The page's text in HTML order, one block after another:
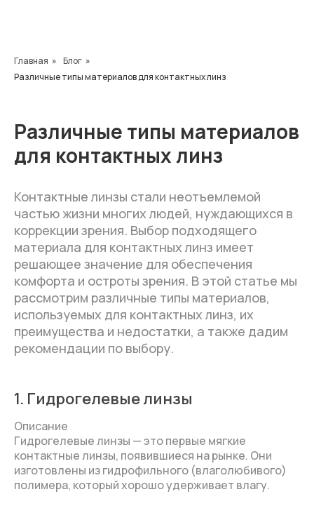
Главная » Блог »
Различные типы материалов для контактных линз
Различные типы материалов
для контактных линз
Контактные линзы стали неотъемлемой
частью жизни многих людей, нуждающихся в
коррекции зрения. Выбор подходящего
материала для контактных линз имеет
решающее значение для обеспечения
комфорта и остроты зрения. В этой статье мы
рассмотрим различные типы материалов,
используемых для контактных линз, их
преимущества и недостатки, а также дадим
рекомендации по выбору.
1. Гидрогелевые линзы
Описание
Гидрогелевые линзы — это первые мягкие
контактные линзы, появившиеся на рынке. Они
изготовлены из гидрофильного (влаголюбивого)
полимера, который хорошо удерживает влагу.